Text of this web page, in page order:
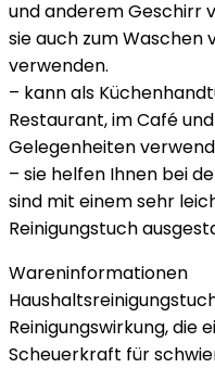
und anderem Geschirr
sie auch zum
verwenden.
– kann als
Restaurant, im Café
Gelegenheiten
– sie helfen Ihnen bei
sind mit einem sehr
Reinigungstuch
Wareninformationen
Reinigungswirkung, die
Scheuerkraft für